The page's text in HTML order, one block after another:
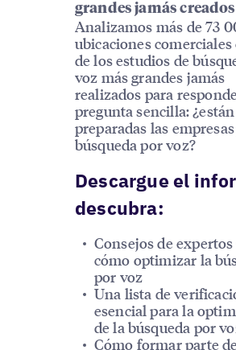
grandes jamás
Analizamos más de 73
ubicaciones
de los estudios de
voz más grandes jamás
realizados para
pregunta sencilla: ¿están
preparadas las
búsqueda por voz?
Descargue el
descubra:
Consejos de expertos
cómo optimizar la
por voz
Una lista de
esencial para la
de la búsqueda por
Cómo formar parte